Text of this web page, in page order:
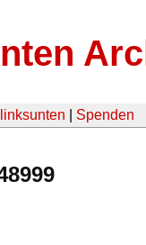
linksunten Spenden